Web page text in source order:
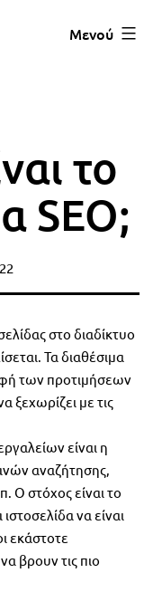
Μενού
το
SEO;
στο διαδίκτυο
Τα διαθέσιμα
των προτιμήσεων
ξεχωρίζει με τις
είναι η
αναζήτησης,
Ο στόχος είναι το
να είναι
εκάστοτε
βρουν τις πιο